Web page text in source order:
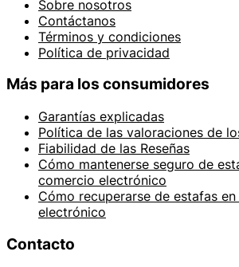
Sobre nosotros
Contáctanos
Términos y condiciones
Política de privacidad
Más para los consumidores
Garantías explicadas
Política de las valoraciones de
Fiabilidad de las Reseñas
Cómo mantenerse seguro de
comercio electrónico
Cómo recuperarse de estafas
electrónico
Contacto